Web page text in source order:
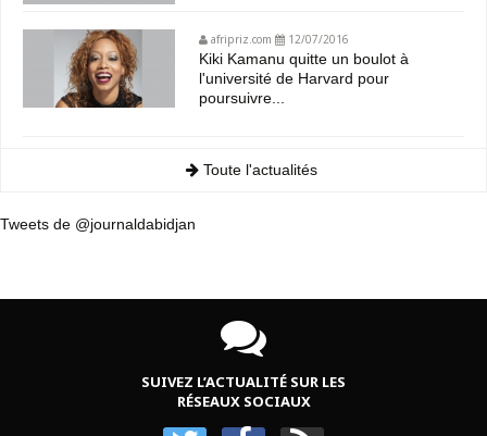
afripriz.com 12/07/2016
Kiki Kamanu quitte un boulot à
l'université de Harvard pour
poursuivre...
Toute l'actualités
Tweets de @journaldabidjan
SUIVEZ L’ACTUALITÉ SUR LES
RÉSEAUX SOCIAUX